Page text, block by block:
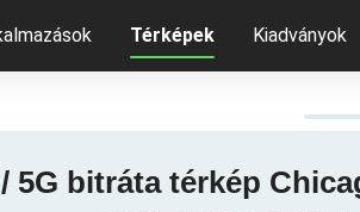
Térképek Kiadványok
/ 5G bitráta térkép